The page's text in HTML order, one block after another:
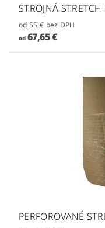
STROJNÁ
od 55 € bez DPH
od67,65 €
PERFOROVANÉ